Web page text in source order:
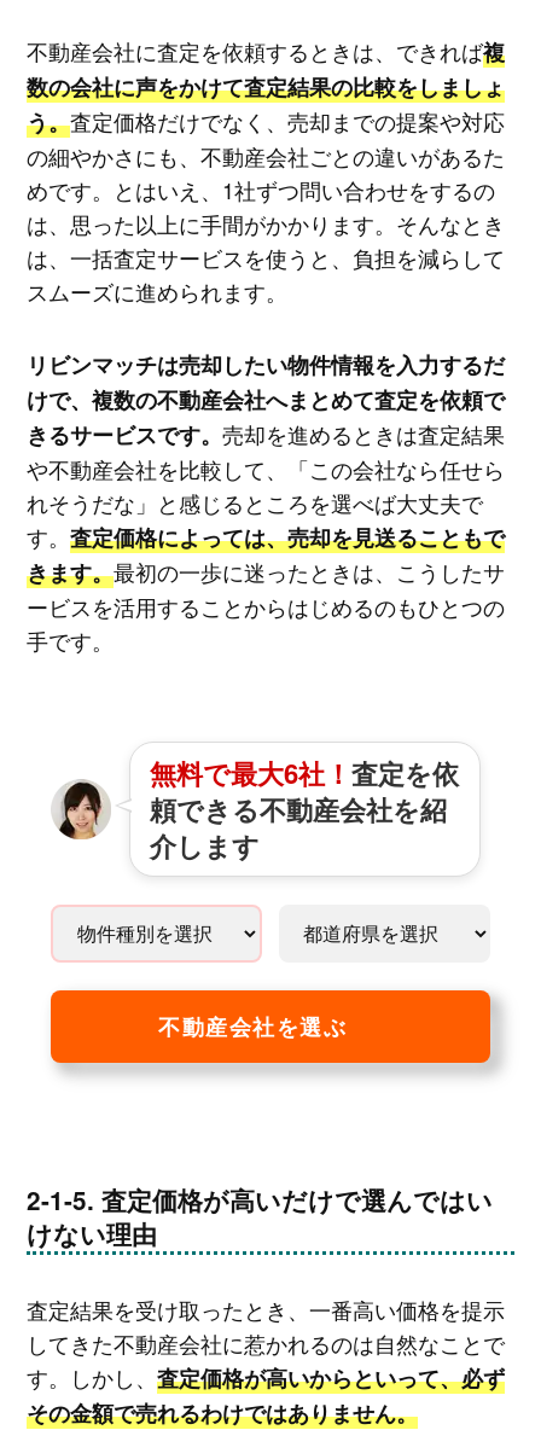
不動産会社に査定を依頼するときは、できれば複
数の会社に声をかけて査定結果の比較をしましょ
う。査定価格だけでなく、売却までの提案や対応
の細やかさにも、不動産会社ごとの違いがあるた
めです。とはいえ、1社ずつ問い合わせをするの
は、思った以上に手間がかかります。そんなとき
は、一括査定サービスを使うと、負担を減らして
スムーズに進められます。
リビンマッチは売却したい物件情報を入力するだ
けで、複数の不動産会社へまとめて査定を依頼で
きるサービスです。 売却を進めるときは査定結果
や不動産会社を比較して、「この会社なら任せら
れそうだな」と感じるところを選べば大丈夫で
す。 査定価格によっては、売却を見送ることもで
きます。最初の一歩に迷ったときは、こうしたサ
ービスを活用することからはじめるのもひとつの
手です。
無料で最大6社！ 査定を依
頼できる不動産会社を紹
介します
不動産会社を選ぶ
査定価格が高いだけで選んではい
けない理由
査定結果を受け取ったとき、一番高い価格を提示
してきた不動産会社に惹かれるのは自然なことで
す。しかし、 査定価格が高いからといって、必ず
その金額で売れるわけではありません。